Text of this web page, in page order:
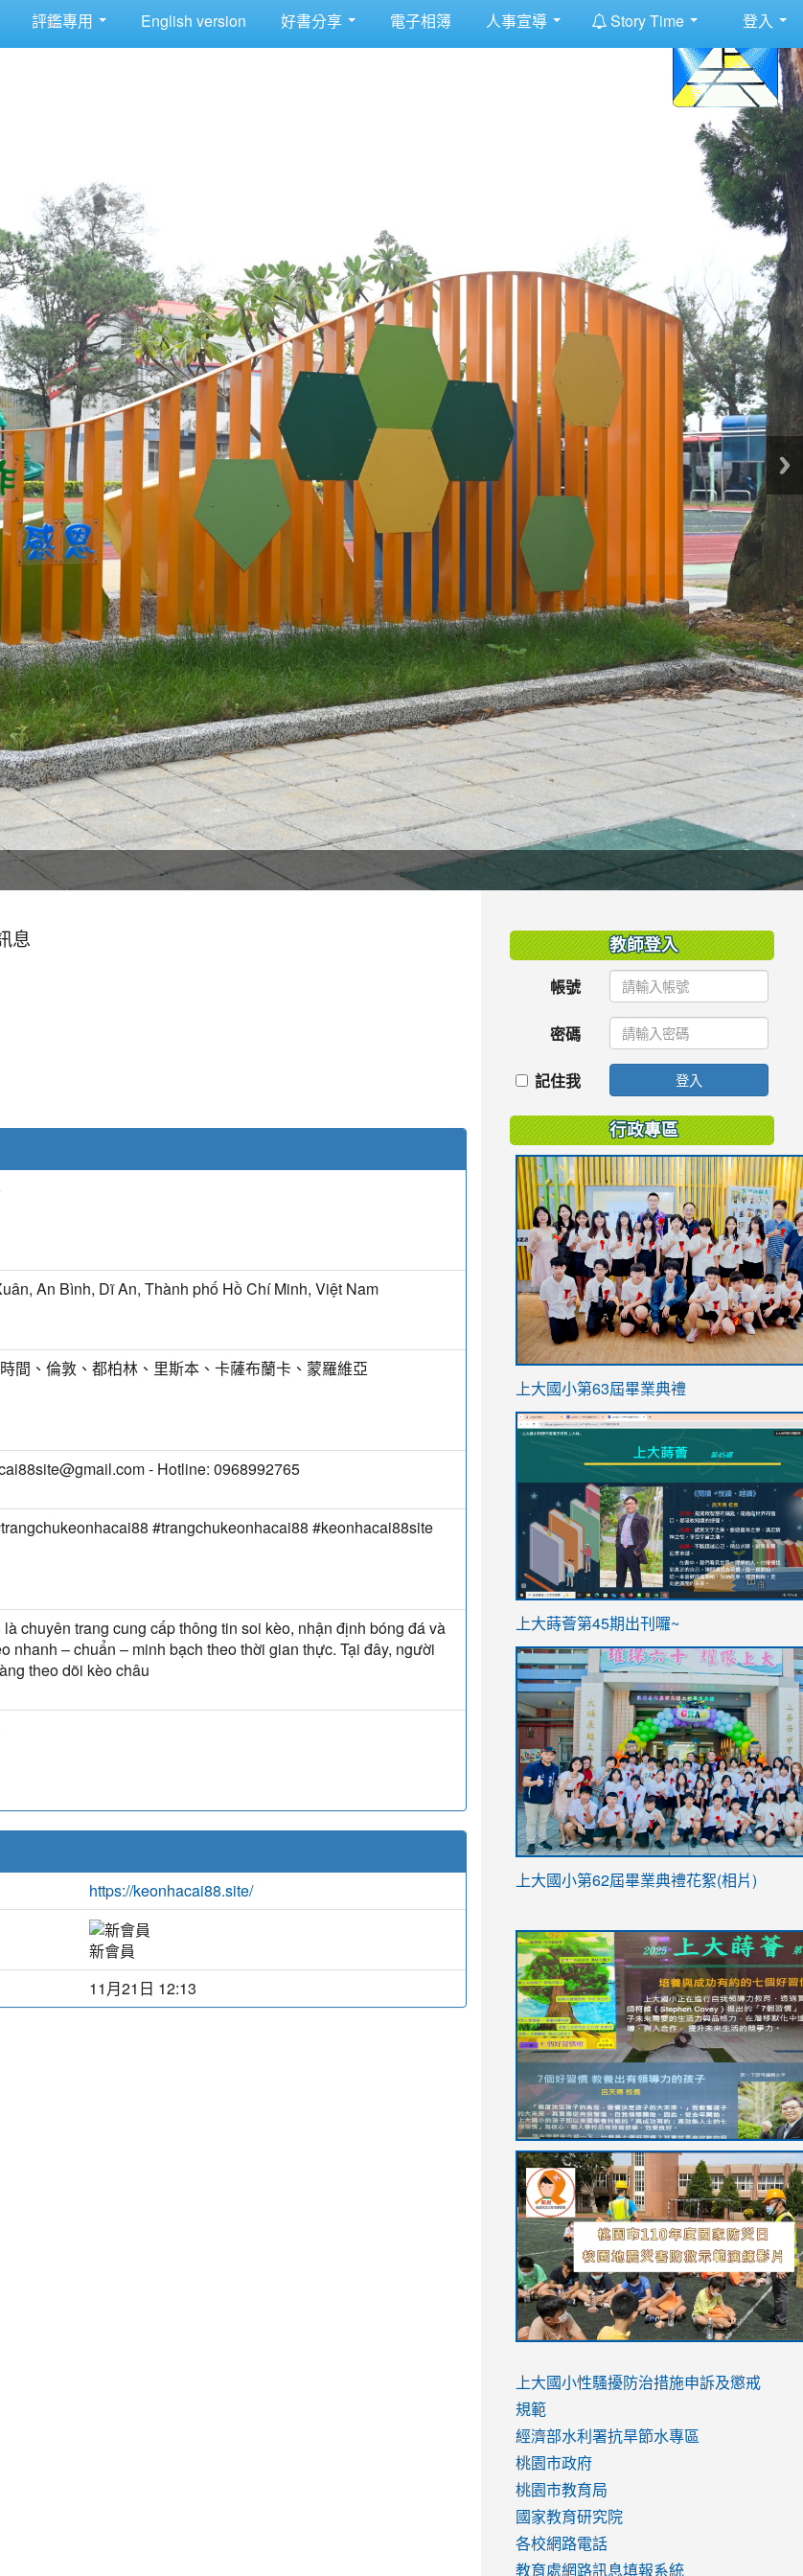
評鑑專用 English version 好書分享 電子相簿 人事宣導 Story Time 登入
息
An Bình, Dĩ An, Thành phố Hồ Chí Minh, Việt Nam
間、倫敦、都柏林、里斯本、卡薩布蘭卡、蒙羅維亞
- Hotline: 0968992765
#trangchukeonhacai88 #keonhacai88site
chuyên trang cung cấp thông tin soi kèo, nhận định bóng đá và
nhanh – chuẩn – minh bạch theo thời gian thực. Tại đây, người
theo dõi kèo châu
https://keonhacai88.site/
新會員
11月21日 12:13
教師登入
帳號
密碼
記住我 登入
行政專區
link
https://sites.google.com/stes.tyc.edu.tw/
上大國小第63屆畢業典禮
link
ink
https://sites.google.com/stes.tyc.edu.tw/
link
https://sites.google.com/stes.tyc.edu.tw/
上大蒔薈第45期出刊囉~
link
YfDQppRvyMk686kIw6SBbssEIZ6WnT/
usp=sharing
上大國小第62屆畢業典禮花絮(相片)
to
https://drive.google.com/file/d/1I-
YfDQppRvyMk686kIw6SBbssEIZ6WnT/
usp=sharing
to
https://sites.google.com/stes.tyc.edu.tw/
link
to
https://sites.google.com/stes.tyc.edu.tw/
link
to
https://drive.google.com/file/d/
usp=sharing
link
to
https://youtu.be/jJOMVWY3-
8M
link
to
https://drive.google.com/file/d/
usp=sharing
to
https://www.youtube.com/watch?
v=hC_gdZndU9s
to
https://www.youtube.com/watch?
v=hC_gdZndU9s
link
to
https://www.youtube.com/watch?
v=mfpNykQ0g4M
上大國小性騷擾防治措施申訴及懲戒
規範
經濟部水利署抗旱節水專區
桃園市政府
桃園市教育局
國家教育研究院
各校網路電話
教育處網路訊息填報系統